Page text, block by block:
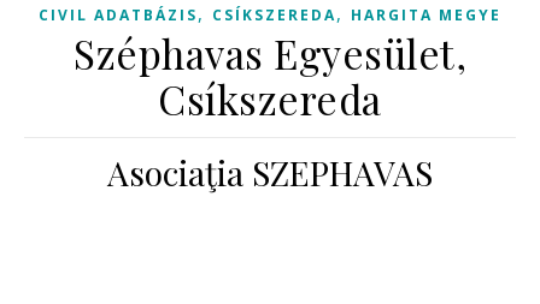
CIVIL ADATBÁZIS, CSÍKSZEREDA, HARGITA MEGYE
Széphavas Egyesület,
Csíkszereda
Asociaţia SZEPHAVAS